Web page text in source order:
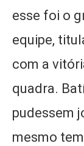
esse foi o
equipe,
com a
quadra.
pudessem
mesmo